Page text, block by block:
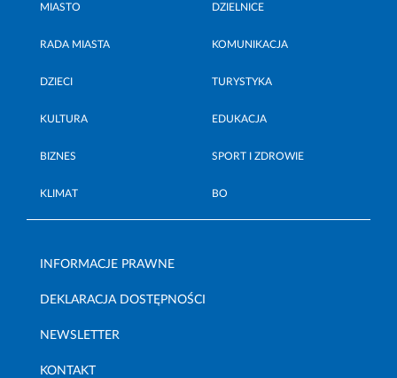
MIASTO DZIELNICE
RADA MIASTA KOMUNIKACJA
DZIECI TURYSTYKA
KULTURA EDUKACJA
BIZNES SPORT I ZDROWIE
KLIMAT BO
INFORMACJE PRAWNE
DEKLARACJA DOSTĘPNOŚCI
NEWSLETTER
KONTAKT